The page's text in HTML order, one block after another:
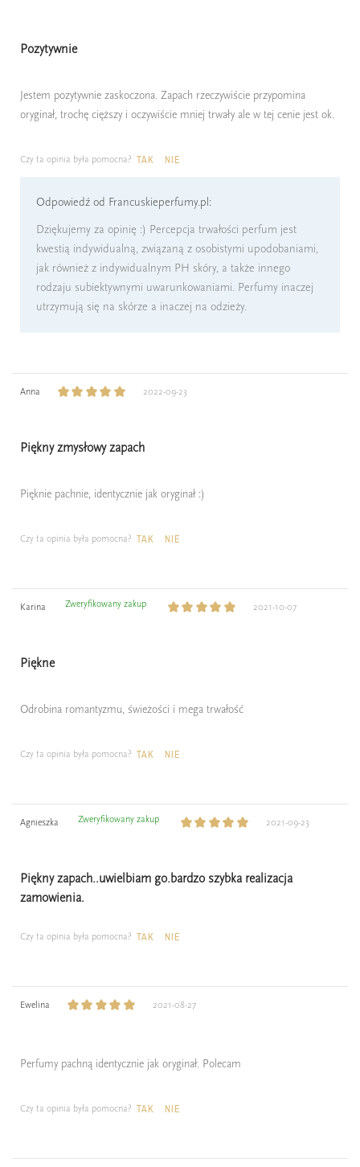
Pozytywnie
Jestem pozytywnie zaskoczona. Zapach rzeczywiście przypomina
oryginał, trochę cięższy i oczywiście mniej trwały ale w tej cenie jest ok.
Czy ta opinia była pomocna? TAK NIE
Odpowiedź od Francuskieperfumy.pl:
Dziękujemy za opinię :) Percepcja trwałości perfum jest
kwestią indywidualną, związaną z osobistymi upodobaniami,
jak również z indywidualnym PH skóry, a także innego
rodzaju subiektywnymi uwarunkowaniami. Perfumy inaczej
utrzymują się na skórze a inaczej na odzieży.
Anna 2022-09-23
Piękny zmysłowy zapach
Pięknie pachnie, identycznie jak oryginał :)
Czy ta opinia była pomocna? TAK NIE
Karina Zweryfikowany zakup 2021-10-07
Piękne
Odrobina romantyzmu, świeżości i mega trwałość
Czy ta opinia była pomocna? TAK NIE
Agnieszka Zweryfikowany zakup 2021-09-23
Piękny zapach..uwielbiam go.bardzo szybka realizacja
zamowienia.
Czy ta opinia była pomocna? TAK NIE
Ewelina 2021-08-27
Perfumy pachną identycznie jak oryginał. Polecam
Czy ta opinia była pomocna? TAK NIE